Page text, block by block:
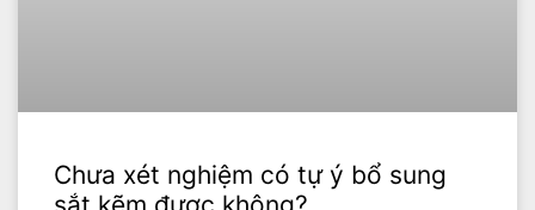
Chưa xét nghiệm có tự ý bổ sung